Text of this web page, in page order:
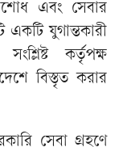
এবং সেবার
একটি যুগান্তকারী
কর্তৃপক্ষ
বিস্তৃত করার
সেবা গ্রহণে